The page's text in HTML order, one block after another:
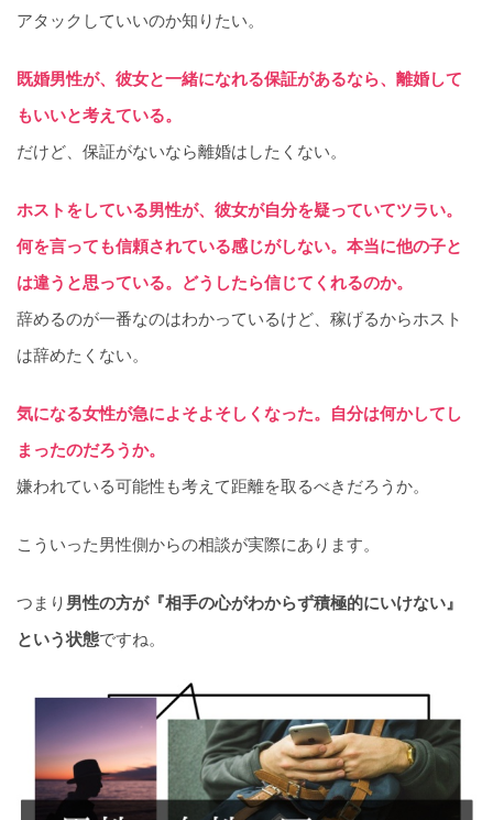
アタックしていいのか知りたい。
既婚男性が、彼女と一緒になれる保証があるなら、離婚して
もいいと考えている。
だけど、保証がないなら離婚はしたくない。
ホストをしている男性が、彼女が自分を疑っていてツラい。
何を言っても信頼されている感じがしない。本当に他の子と
は違うと思っている。どうしたら信じてくれるのか。
辞めるのが一番なのはわかっているけど、稼げるからホスト
は辞めたくない。
気になる女性が急によそよそしくなった。自分は何かしてし
まったのだろうか。
嫌われている可能性も考えて距離を取るべきだろうか。
こういった男性側からの相談が実際にあります。
つまり 男性の方が『相手の心がわからず積極的にいけない』
という状態ですね。